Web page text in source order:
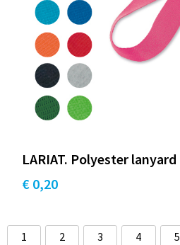
LARIAT. Polyester lanyard
€ 0,20
1 2 3 4 5